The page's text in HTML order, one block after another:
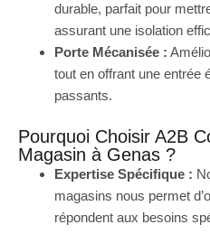
durable, parfait pour
assurant une isolation
Porte Mécanisée :
tout en offrant une entrée
passants.
Pourquoi Choisir A2B
Magasin à Genas ?
Expertise Spécifique :
magasins nous permet
répondent aux besoins